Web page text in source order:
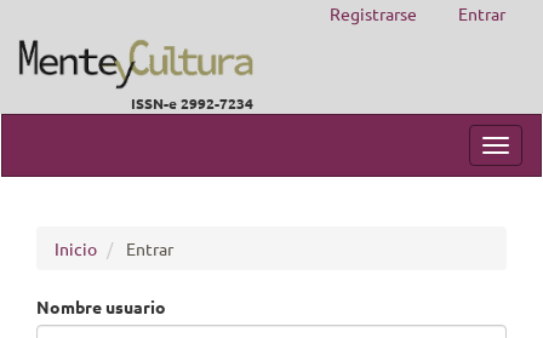
Registrarse Entrar
ISSN-e 2992-7234
Contenido
lateral
Inicio Entrar
Nombre usuario